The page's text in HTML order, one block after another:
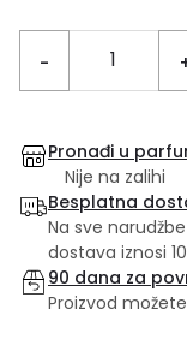
-
Pronađi u
Nije na zalihi
Besplatna
Na sve
dostava iznosi 10
90 dana za
Proizvod